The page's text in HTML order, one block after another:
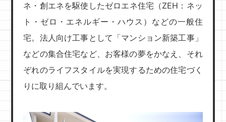
ネ・創エネを駆使したゼロエネ住宅（ZEH：ネッ
ト・ゼロ・エネルギー・ハウス）などの一般住
宅。法人向け工事として「マンション新築工事」
などの集合住宅など、お客様の夢をかなえ、それ
ぞれのライフスタイルを実現するための住宅づく
りに取り組んでいます。